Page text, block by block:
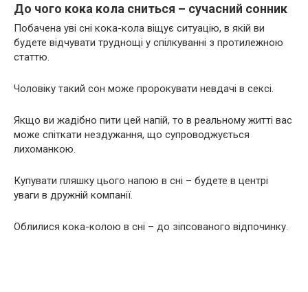
До чого кока кола сниться – сучасний сонник
Побачена уві сні кока-кола віщує ситуацію, в якій ви
будете відчувати труднощі у спілкуванні з протилежною
статтю.
Чоловіку такий сон може пророкувати невдачі в сексі.
Якщо ви жадібно пити цей напій, то в реальному житті вас
може спіткати нездужання, що супроводжується
лихоманкою.
Купувати пляшку цього напою в сні – будете в центрі
уваги в дружній компанії.
Облилися кока-колою в сні – до зіпсованого відпочинку.